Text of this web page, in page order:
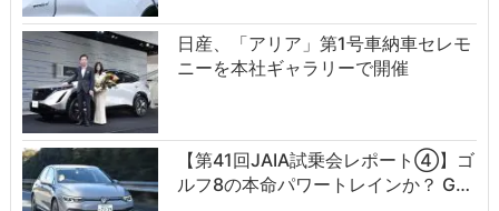
日産、「アリア」第1号車納車セレモ
ニーを本社ギャラリーで開催
【第41回JAIA試乗会レポート④】ゴ
ルフ8の本命パワートレインか？ G…